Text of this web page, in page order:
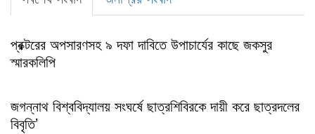
প্রক্টরের অপসারণসহ ৯ দফা দাবিতে উপাচার্যের কাছে জকসুর
স্মারকলিপি
জগন্নাথ বিশ্ববিদ্যালয় সংঘর্ষে ছাত্রশিবিরকে দায়ী করে ছাত্রদলের
বিবৃতি’